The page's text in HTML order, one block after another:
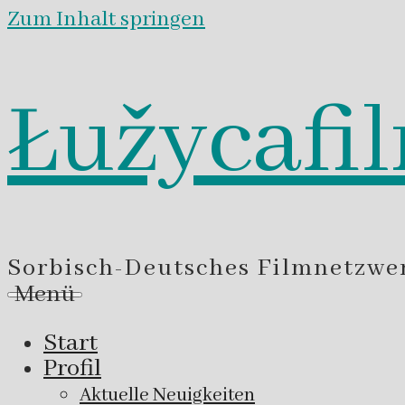
Zum Inhalt springen
Sorbisch-Deutsches
Menü
Start
Profil
Aktuelle Neuigkeiten